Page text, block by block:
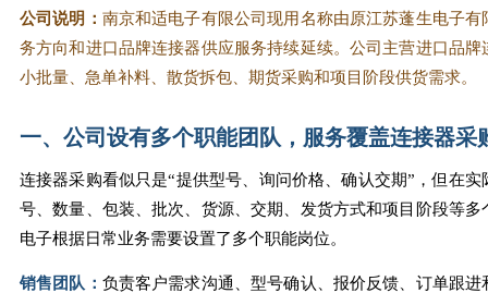
公司说明： 南京和适电子有限公司现用名称由原江苏蓬生电子
务方向和进口品牌连接器供应服务持续延续。公司主营进口品
小批量、急单补料、散货拆包、期货采购和项目阶段供货需求。
一、公司设有多个职能团队，服务覆盖连接器采
连接器采购看似只是“提供型号、询问价格、确认交期”，但在
号、数量、包装、批次、货源、交期、发货方式和项目阶段等
电子根据日常业务需要设置了多个职能岗位。
销售团队： 负责客户需求沟通、型号确认、报价反馈、订单跟